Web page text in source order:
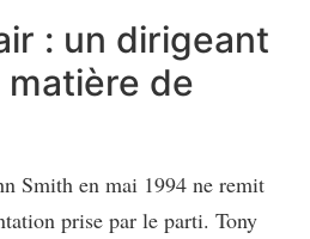
: un dirigeant
de
Smith en mai 1994 ne remit
prise par le parti. Tony